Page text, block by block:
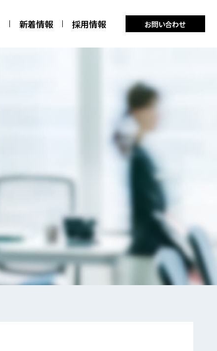
新着情報 採用情報 お問い合わせ